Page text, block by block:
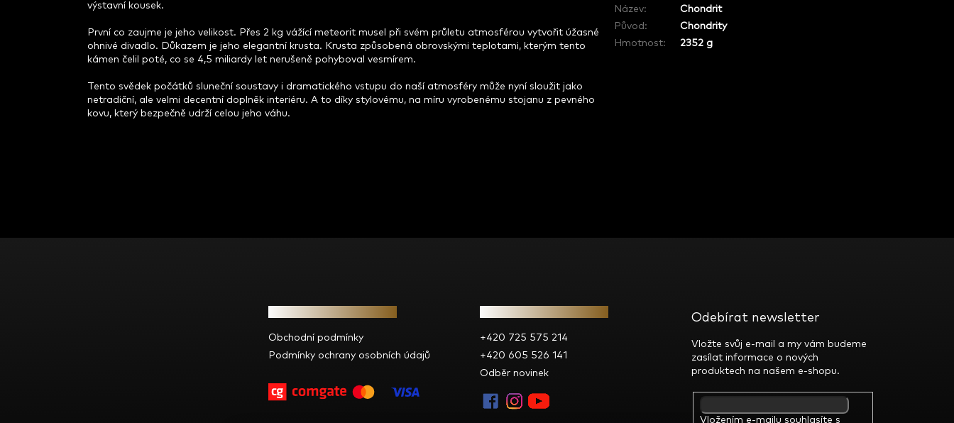
výstavní kousek.
První co zaujme je jeho velikost. Přes 2 kg vážící meteorit musel při svém průletu atmosférou vytvořit úžasné
ohnivé divadlo. Důkazem je jeho elegantní krusta. Krusta způsobená obrovskými teplotami, kterým tento
kámen čelil poté, co se 4,5 miliardy let nerušeně pohyboval vesmírem.
Tento svědek počátků sluneční soustavy i dramatického vstupu do naší atmosféry může nyní sloužit jako
netradiční, ale velmi decentní doplněk interiéru. A to díky stylovému, na míru vyrobenému stojanu z pevného
kovu, který bezpečně udrží celou jeho váhu.
Název:
Chondrit
Původ :
Chondrity
Hmotnost: 2352 g
Obchodní podmínky
Podmínky ochrany osobních údajů
+420 725 575 214
+420 605 526 141
Odběr novinek
Odebírat newsletter
Vložte svůj e-mail a my vám budeme
zasílat informace o nových
produktech na našem e-shopu.
Vložením e-mailu souhlasíte s